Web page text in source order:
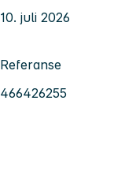
10. juli 2026
Referanse
466426255